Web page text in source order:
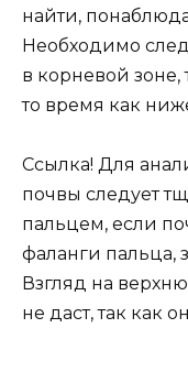
найти,
Необходимо
в корневой зоне,
то время как
Ссылка! Для
почвы следует
пальцем, если
фаланги пальца,
Взгляд на
не даст, так как